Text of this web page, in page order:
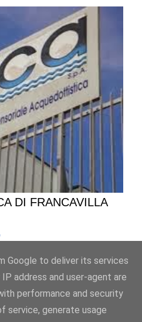
DI FRANCAVILLA
by Blogger
Google to deliver its services
address and user-agent are
performance and security
service, generate usage